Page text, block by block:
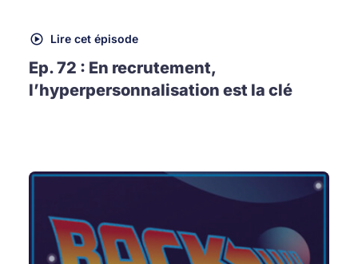
Lire cet épisode
Ep. 72 : En recrutement,
l’hyperpersonnalisation est la clé